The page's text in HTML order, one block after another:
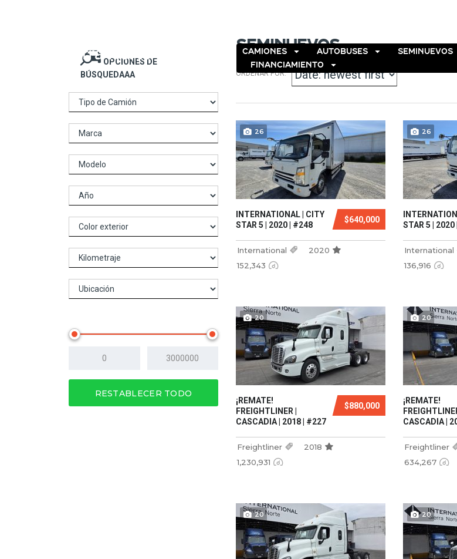
CAMIONES AUTOBUSES SEMINUEVOS
FINANCIAMIENTO
OPCIONES DE
BÚSQUEDAAA
RESTABLECER TODO
Seminuevos
ORDENAR POR:
26
$640,000
INTERNATIONAL | CITY
STAR 5 | 2020 | #248
International
2020
152,343
26
STAR 5 |
International
136,916
20
$880,000
¡REMATE!
FREIGHTLINER |
CASCADIA | 2018 | #227
Freightliner
2018
1,230,931
20
¡REMATE!
CASCADIA |
Freightliner
634,267
20 20